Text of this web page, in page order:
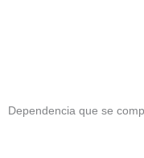
Dependencia que se